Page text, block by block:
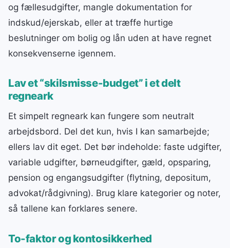
og fællesudgifter, mangle dokumentation for
indskud/ejerskab, eller at træffe hurtige
beslutninger om bolig og lån uden at have regnet
konsekvenserne igennem.
Lav et “skilsmisse-budget” i et delt
regneark
Et simpelt regneark kan fungere som neutralt
arbejdsbord. Del det kun, hvis I kan samarbejde;
ellers lav dit eget. Det bør indeholde: faste udgifter,
variable udgifter, børneudgifter, gæld, opsparing,
pension og engangsudgifter (flytning, depositum,
advokat/rådgivning). Brug klare kategorier og noter,
så tallene kan forklares senere.
To-faktor og kontosikkerhed